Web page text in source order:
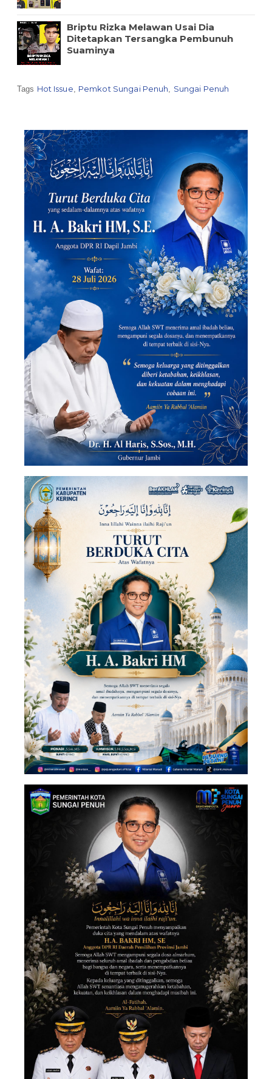
Briptu Rizka Melawan Usai Dia
Ditetapkan Tersangka Pembunuh
Suaminya
Tags Hot Issue Pemkot Sungai Penuh Sungai Penuh